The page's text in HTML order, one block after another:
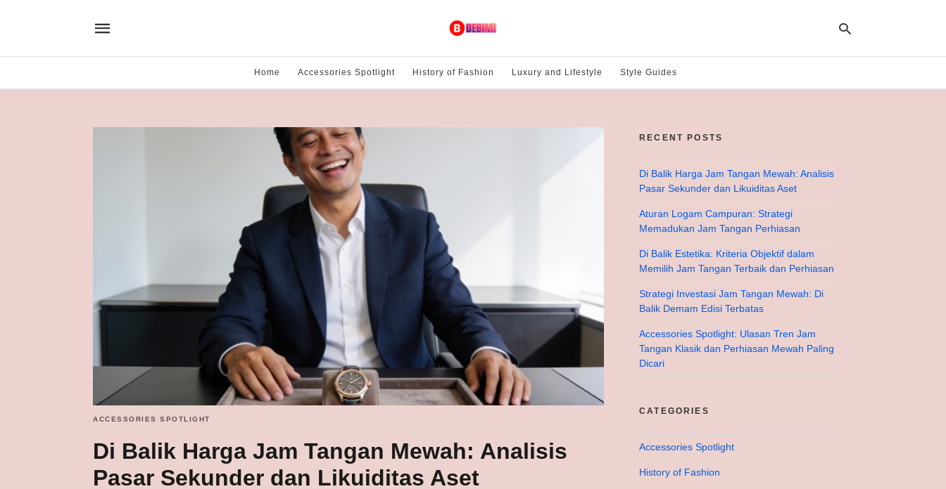
Home Accessories Spotlight History of Fashion Luxury and Lifestyle Style Guides
ACCESSORIES SPOTLIGHT
Di Balik Harga Jam Tangan Mewah: Analisis
Pasar Sekunder dan Likuiditas Aset
RECENT POSTS
Di Balik Harga Jam Tangan Mewah: Analisis
Pasar Sekunder dan Likuiditas Aset
Aturan Logam Campuran: Strategi
Memadukan Jam Tangan Perhiasan
Di Balik Estetika: Kriteria Objektif dalam
Memilih Jam Tangan Terbaik dan Perhiasan
Strategi Investasi Jam Tangan Mewah: Di
Balik Demam Edisi Terbatas
Accessories Spotlight: Ulasan Tren Jam
Tangan Klasik dan Perhiasan Mewah Paling
Dicari
CATEGORIES
Accessories Spotlight
History of Fashion